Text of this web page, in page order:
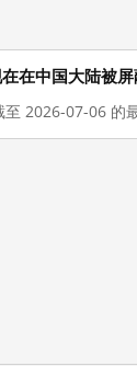
在中国大陆被屏
2026-07-06